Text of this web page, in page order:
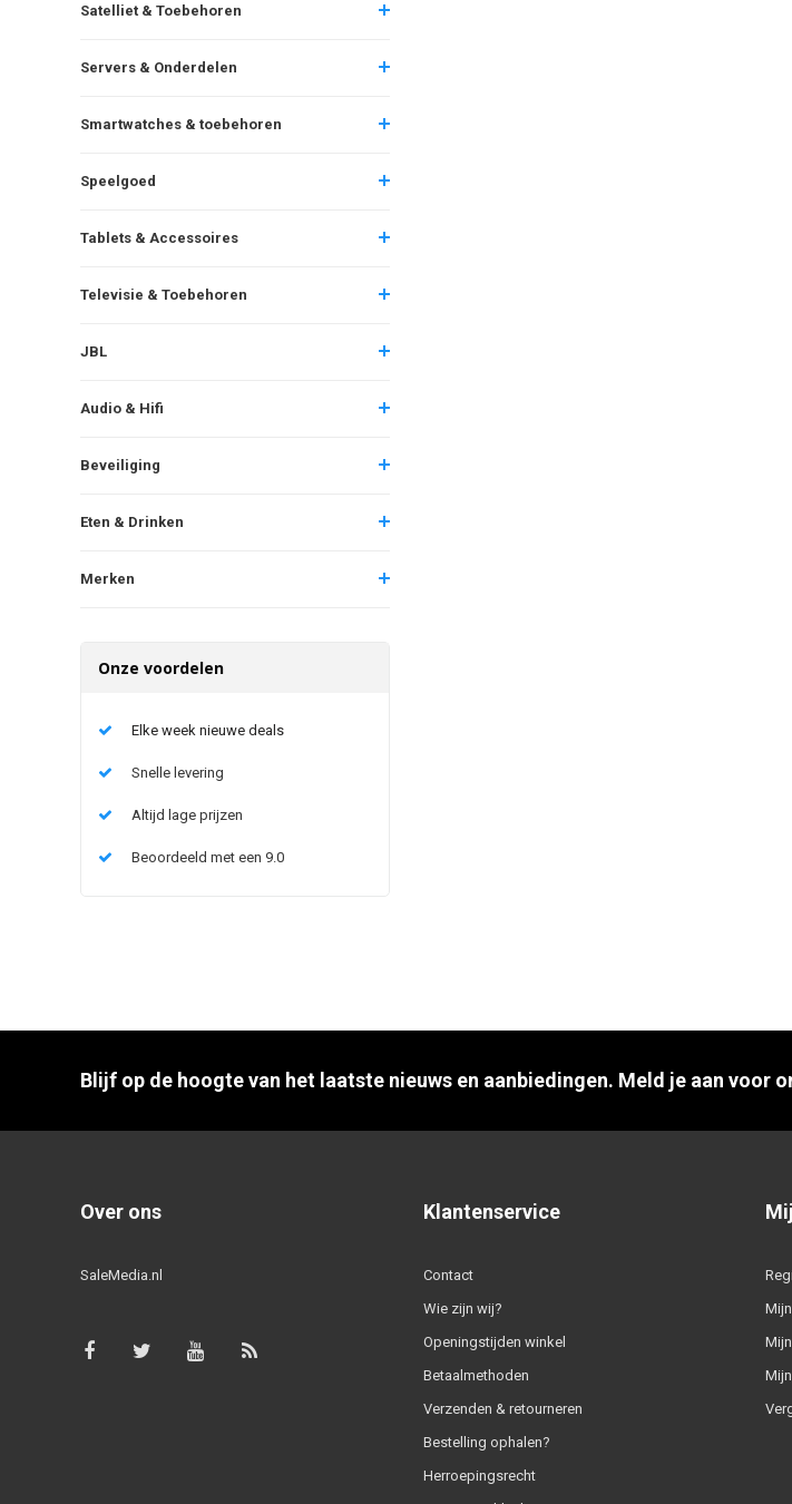
Satelliet & Toebehoren
Servers & Onderdelen
Smartwatches & toebehoren
Speelgoed
Tablets & Accessoires
Televisie & Toebehoren
JBL
Audio & Hifi
Beveiliging
Eten & Drinken
Merken
Onze voordelen
Elke week nieuwe deals
Snelle levering
Altijd lage prijzen
Beoordeeld met een 9.0
Blijf op de hoogte van het laatste nieuws en aanbiedingen. Meld je aan voor
Over ons
SaleMedia.nl
Klantenservice
Contact
Wie zijn wij?
Openingstijden winkel
Betaalmethoden
Verzenden & retourneren
Bestelling ophalen?
Herroepingsrecht